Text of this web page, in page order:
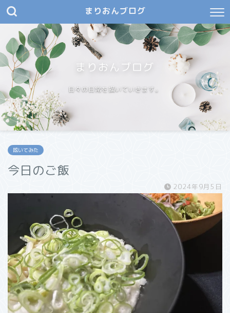
まりおんブログ
まりおんブログ
日々の日常を描いていきます。
呟いてみた
今日のご飯
2024年9月5日